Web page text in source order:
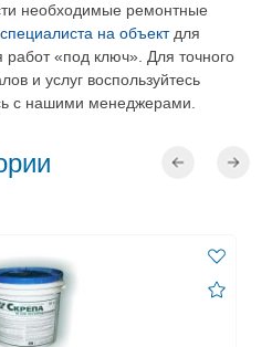
необходимые ремонтные
на объектдля
работ «под ключ». Для точного
и услуг воспользуйтесь
с нашими менеджерами.